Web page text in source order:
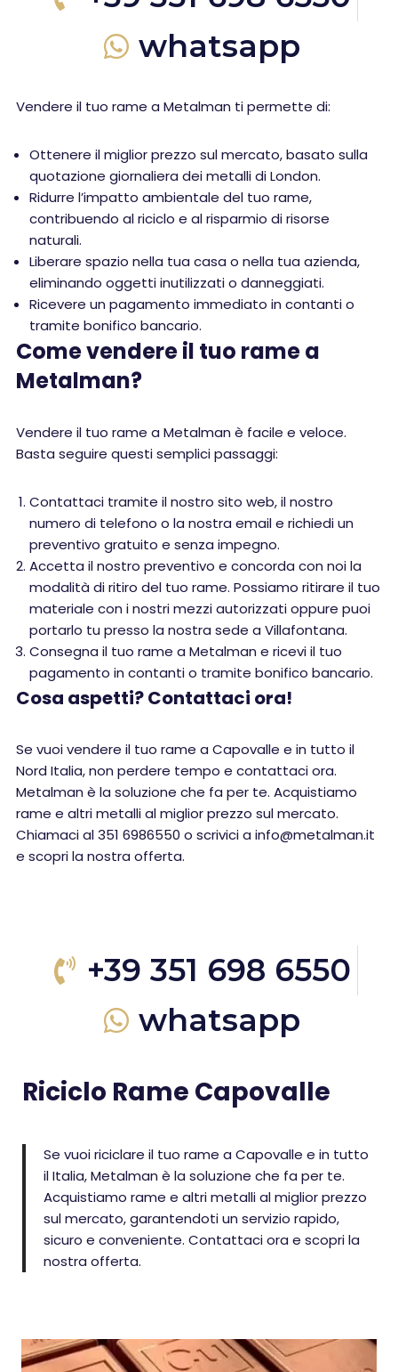
whatsapp
Vendere il tuo rame a Metalman ti permette di:
Ottenere il miglior prezzo sul mercato, basato sulla
quotazione giornaliera dei metalli di London.
Ridurre l’impatto ambientale del tuo rame,
contribuendo al riciclo e al risparmio di risorse
naturali.
Liberare spazio nella tua casa o nella tua azienda,
eliminando oggetti inutilizzati o danneggiati.
Ricevere un pagamento immediato in contanti o
tramite bonifico bancario.
Come vendere il tuo rame a
Metalman?
Vendere il tuo rame a Metalman è facile e veloce.
Basta seguire questi semplici passaggi:
Contattaci tramite il nostro sito web, il nostro
numero di telefono o la nostra email e richiedi un
preventivo gratuito e senza impegno.
Accetta il nostro preventivo e concorda con noi la
modalità di ritiro del tuo rame. Possiamo ritirare il tuo
materiale con i nostri mezzi autorizzati oppure puoi
portarlo tu presso la nostra sede a Villafontana.
Consegna il tuo rame a Metalman e ricevi il tuo
pagamento in contanti o tramite bonifico bancario.
Cosa aspetti? Contattaci ora!
Se vuoi vendere il tuo rame a Capovalle e in tutto il
Nord Italia, non perdere tempo e contattaci ora.
Metalman è la soluzione che fa per te. Acquistiamo
rame e altri metalli al miglior prezzo sul mercato.
Chiamaci al 351 6986550 o scrivici a info@metalman.it
e scopri la nostra offerta.
+39 351 698 6550
whatsapp
Riciclo Rame Capovalle
Se vuoi riciclare il tuo rame a Capovalle e in tutto
il Italia, Metalman è la soluzione che fa per te.
Acquistiamo rame e altri metalli al miglior prezzo
sul mercato, garantendoti un servizio rapido,
sicuro e conveniente. Contattaci ora e scopri la
nostra offerta.